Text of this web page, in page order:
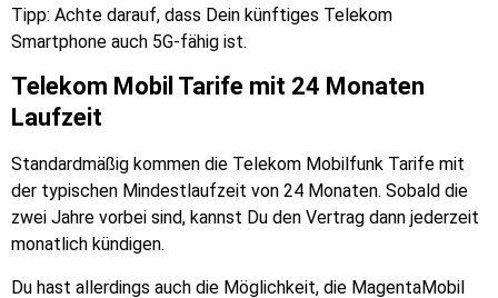
Tipp: Achte darauf, dass Dein künftiges Telekom
Smartphone auch 5G-fähig ist.
Telekom Mobil Tarife mit 24 Monaten
Laufzeit
Standardmäßig kommen die Telekom Mobilfunk Tarife mit
der typischen Mindestlaufzeit von 24 Monaten. Sobald die
zwei Jahre vorbei sind, kannst Du den Vertrag dann jederzeit
monatlich kündigen.
Du hast allerdings auch die Möglichkeit, die MagentaMobil